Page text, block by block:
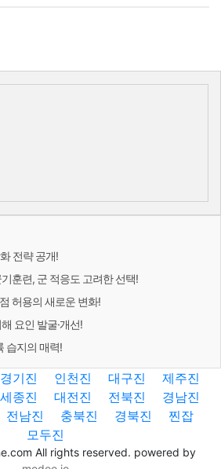
전략 공개!
훈련, 군 적응도 고려한 선택!
허용의 새로운 변화!
요인 발굴·개선!
습지의 매력!
경기진 인천진 대구진
제주진
세종진 대전진 전북진
경남진
전남진 충북진 경북진
찐잡
모두진
All rights reserved. powered by